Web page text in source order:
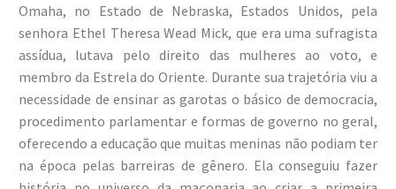
Omaha, no Estado de Nebraska, Estados Unidos, pela
senhora Ethel Theresa Wead Mick, que era uma sufragista
assídua, lutava pelo direito das mulheres ao voto, e
membro da Estrela do Oriente. Durante sua trajetória viu a
necessidade de ensinar as garotas o básico de democracia,
procedimento parlamentar e formas de governo no geral,
oferecendo a educação que muitas meninas não podiam ter
na época pelas barreiras de gênero. Ela conseguiu fazer